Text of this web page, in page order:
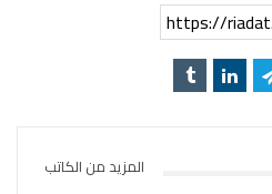
https://
المزيد من الكاتب